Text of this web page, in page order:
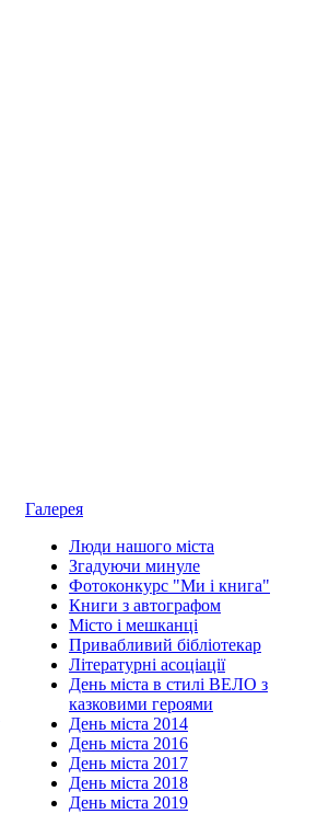
Галерея
Люди нашого міста
Згадуючи минуле
Фотоконкурс "Ми і книга"
Книги з автографом
Місто і мешканці
Привабливий бібліотекар
Літературні асоціації
День міста в стилі ВЕЛО з
казковими героями
День міста 2014
День міста 2016
День міста 2017
День міста 2018
День міста 2019